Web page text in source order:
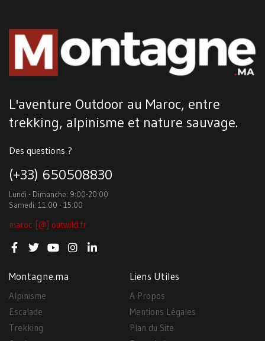
L'aventure Outdoor au Maroc, entre
trekking, alpinisme et nature sauvage.
Des questions ?
(+33) 650508830
Lundi - Dimanche: 9:00-20:00
Samedi: 11:00 - 15:00
maroc [@] outwild.fr
Montagne.ma
Alpinisme
Escalade
Trekking
Liens Utiles
A Propos
Mentions Légales
Plan du Site